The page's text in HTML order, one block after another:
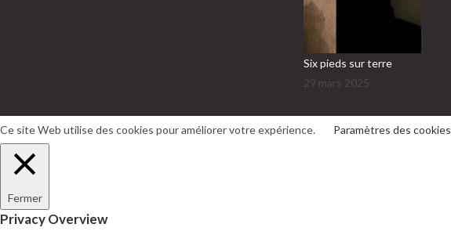
Six pieds sur terre
29 mars 2025
Ce site Web utilise des cookies pour améliorer votre expérience. Paramètres des cookies
Fermer
Privacy Overview